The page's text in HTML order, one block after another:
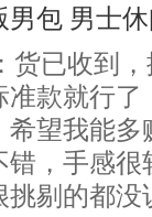
男包 男士
货已收到
准款就行
希望我能
错，手感
挑剔的都没